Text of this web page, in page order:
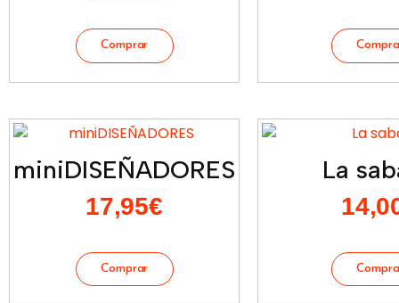
miniDISEÑADORES
17,95€
La